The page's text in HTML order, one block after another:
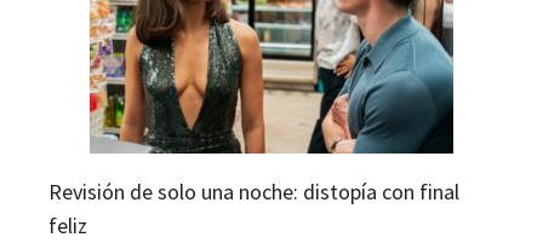
Revisión de solo una noche: distopía con final
feliz